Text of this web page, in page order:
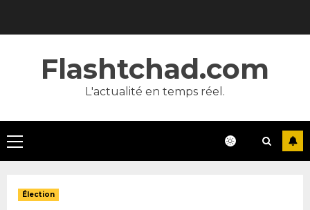
Flashtchad.com
L'actualité en temps réel.
Primary
Menu
Élection